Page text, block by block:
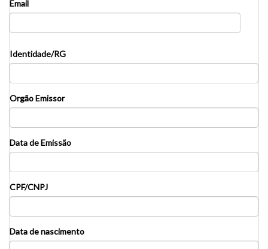
Email
Identidade/RG
Orgão Emissor
Data de Emissão
CPF/CNPJ
Data de nascimento